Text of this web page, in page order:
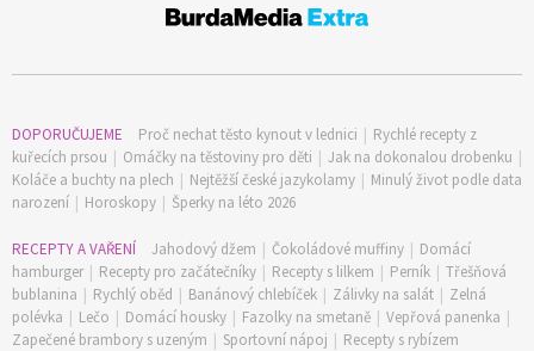
DOPORUČUJEME Proč nechat těsto kynout v lednici | Rychlé recepty z
kuřecích prsou | Omáčky na těstoviny pro děti | Jak na dokonalou drobenku |
Koláče a buchty na plech | Nejtěžší české jazykolamy | Minulý život podle data
narození | Horoskopy | Šperky na léto 2026
RECEPTY A VAŘENÍ Jahodový džem | Čokoládové muffiny | Domácí
hamburger | Recepty pro začátečníky | Recepty s lilkem | Perník | Třešňová
bublanina | Rychlý oběd | Banánový chlebíček | Zálivky na salát | Zelná
polévka | Lečo | Domácí housky | Fazolky na smetaně | Vepřová panenka |
Zapečené brambory s uzeným | Sportovní nápoj | Recepty s rybízem